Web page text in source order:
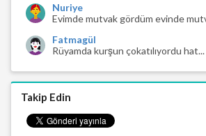
Nuriye
Evimde mutvak gördüm evinde
Fatmagül
Rüyamda kurşun çokatılıyordu hat...
Takip Edin